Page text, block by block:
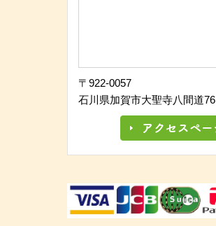
〒922-0057
石川県加賀市大聖寺八間道76